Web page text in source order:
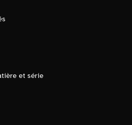
et série